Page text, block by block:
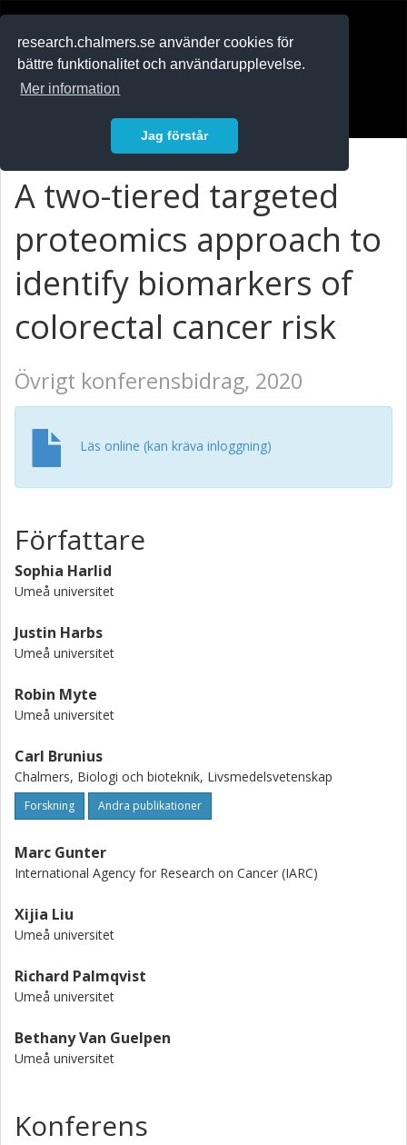
research.chalmers.se använder cookies för
bättre funktionalitet och användarupplevelse.
Mer information
Jag förstår
A two-tiered targeted
proteomics approach to
identify biomarkers of
colorectal cancer risk
Övrigt konferensbidrag, 2020
Läs online (kan kräva inloggning)
Författare
Sophia Harlid
Umeå universitet
Justin Harbs
Umeå universitet
Robin Myte
Umeå universitet
Carl Brunius
Chalmers, Biologi och bioteknik, Livsmedelsvetenskap
Forskning Andra publikationer
Marc Gunter
International Agency for Research on Cancer (IARC)
Xijia Liu
Umeå universitet
Richard Palmqvist
Umeå universitet
Bethany Van Guelpen
Umeå universitet
Konferens